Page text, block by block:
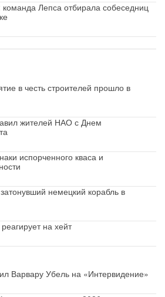
Лепса отбирала собеседниц
в честь строителей прошло в
жителей НАО с Днем
испорченного кваса и
немецкий корабль в
на хейт
Варвару Убель на «Интервидение»